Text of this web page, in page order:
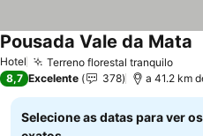
Hotel Terreno florestal tranquilo
Pousada Vale da Mata
8,7 Excelente 378 a 41.2 km
Selecione as datas para ver